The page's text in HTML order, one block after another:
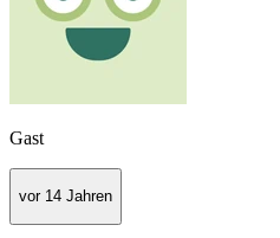
Gast
vor 14 Jahren